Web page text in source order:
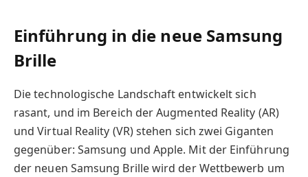
Einführung in die neue Samsung
Brille
Die technologische Landschaft entwickelt sich
rasant, und im Bereich der Augmented Reality (AR)
und Virtual Reality (VR) stehen sich zwei Giganten
gegenüber: Samsung und Apple. Mit der Einführung
der neuen Samsung Brille wird der Wettbewerb um